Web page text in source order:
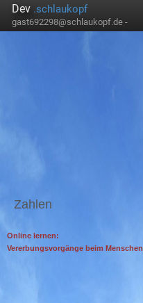
Dev .schlaukopf
gast692298@schlaukopf.de -
Zahlen
Online lernen:
Vererbungsvorgänge beim Menschen